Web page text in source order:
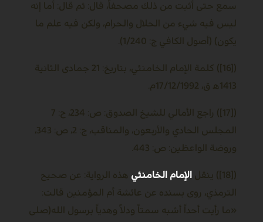
سمع حتى أثبت من ذلك مصحفاً، قال: ثم قال: أما إنه
ليس فيه شيء من الحلال والحرام، ولكن فيه علم ما
يكون) (أصول الكافي ج: 1/240).
([16]) كلمة الإمام الخامنئي، بتاريخ: 21 جمادى الثانية
1413ﻫ ق، 17/12/1992م.
([17]) راجع الأمالي للشيخ الصدوق: ص: 234، ح: 7
المجلس الحادي والأربعون، والمناقب، ج: 2، ص: 343،
وروضة الواعظين: ص: 443.
([18]) ينقل الإمام الخامنئي هذه الرواية: عن صحيح
الترمذي، روى بسنده عن عائشة أم المؤمنين قالت:
«ما رأيت أحداً أشبه سمتاً ودلاً وهدياً برسول الله(صلى